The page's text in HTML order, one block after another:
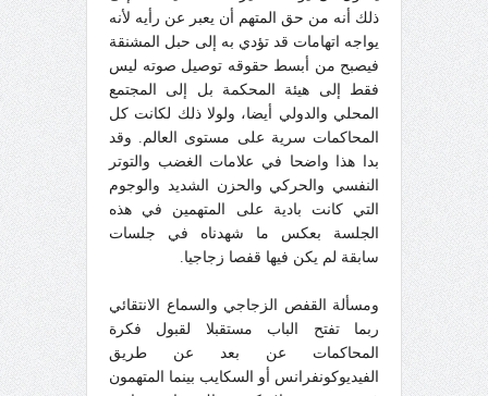
ذلك أنه من حق المتهم أن يعبر عن رأيه لأنه
يواجه اتهامات قد تؤدي به إلى حبل المشنقة
فيصبح من أبسط حقوقه توصيل صوته ليس
فقط إلى هيئة المحكمة بل إلى المجتمع
المحلي والدولي أيضا، ولولا ذلك لكانت كل
المحاكمات سرية على مستوى العالم. وقد
بدا هذا واضحا في علامات الغضب والتوتر
النفسي والحركي والحزن الشديد والوجوم
التي كانت بادية على المتهمين في هذه
الجلسة بعكس ما شهدناه في جلسات
سابقة لم يكن فيها قفصا زجاجيا.
ومسألة القفص الزجاجي والسماع الانتقائي
ربما تفتح الباب مستقبلا لقبول فكرة
المحاكمات عن بعد عن طريق
الفيديوكونفرانس أو السكايب بينما المتهمون